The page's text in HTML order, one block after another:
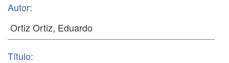
Autor:
Título: